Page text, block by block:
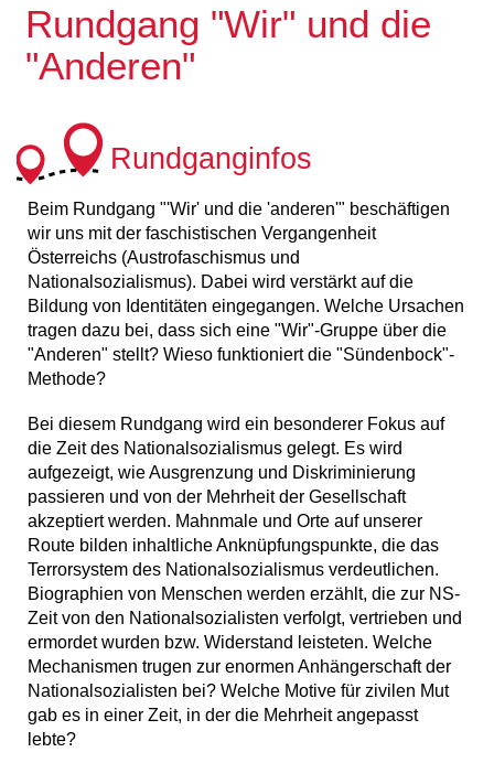
Rundgang "Wir" und die
"Anderen"
Rundganginfos
Beim Rundgang "'Wir' und die 'anderen'" beschäftigen
wir uns mit der faschistischen Vergangenheit
Österreichs (Austrofaschismus und
Nationalsozialismus). Dabei wird verstärkt auf die
Bildung von Identitäten eingegangen. Welche Ursachen
tragen dazu bei, dass sich eine "Wir"-Gruppe über die
"Anderen" stellt? Wieso funktioniert die "Sündenbock"-
Methode?
Bei diesem Rundgang wird ein besonderer Fokus auf
die Zeit des Nationalsozialismus gelegt. Es wird
aufgezeigt, wie Ausgrenzung und Diskriminierung
passieren und von der Mehrheit der Gesellschaft
akzeptiert werden. Mahnmale und Orte auf unserer
Route bilden inhaltliche Anknüpfungspunkte, die das
Terrorsystem des Nationalsozialismus verdeutlichen.
Biographien von Menschen werden erzählt, die zur NS-
Zeit von den Nationalsozialisten verfolgt, vertrieben und
ermordet wurden bzw. Widerstand leisteten. Welche
Mechanismen trugen zur enormen Anhängerschaft der
Nationalsozialisten bei? Welche Motive für zivilen Mut
gab es in einer Zeit, in der die Mehrheit angepasst
lebte?